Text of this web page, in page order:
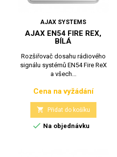
AJAX SYSTEMS
AJAX EN54 FIRE REX,
BÍLÁ
Rozšiřovač dosahu rádiového
signálu systémů EN54 Fire ReX
a všech...
Cena
Cena na vyžádání
 Přidat do košíku
 Na objednávku